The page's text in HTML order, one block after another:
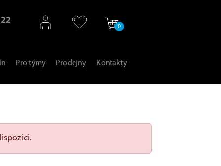
0
Pro týmy Prodejny Kontakty